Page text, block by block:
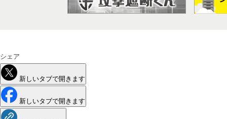
シェア
新しいタブで開きます
新しいタブで開きます